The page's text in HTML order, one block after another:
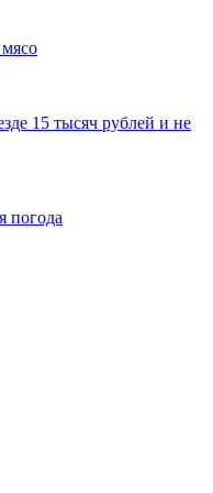
15 тысяч рублей и не
погода